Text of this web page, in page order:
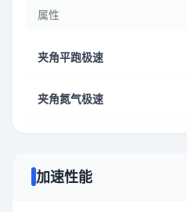
属性
夹角平跑极速
夹角氮气极速
加速性能